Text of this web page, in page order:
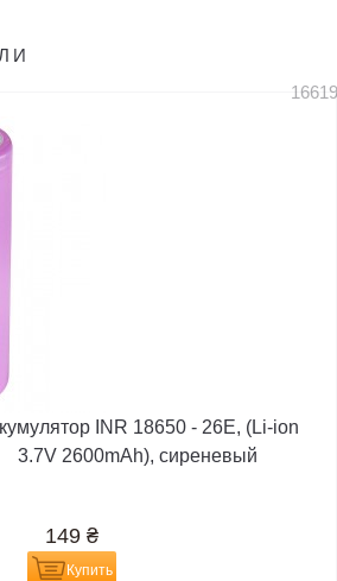
INR 18650 - 26E, (Li-ion
3.7V 2600mAh), сиреневый
149 ₴
Купить